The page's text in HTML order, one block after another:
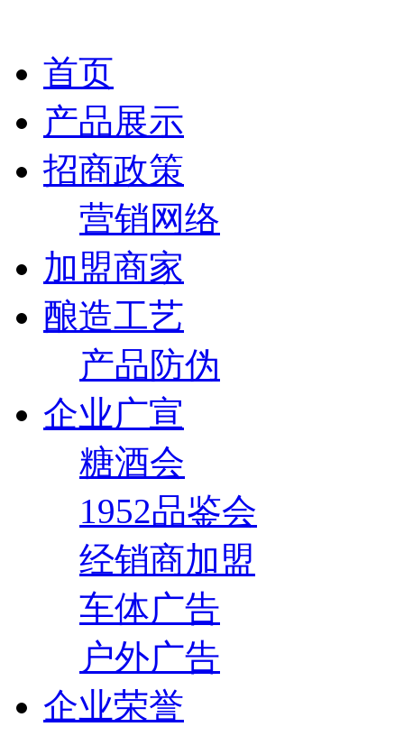
首页
产品展示
招商政策
营销网络
加盟商家
酿造工艺
产品防伪
企业广宣
糖酒会
1952品鉴会
经销商加盟
车体广告
户外广告
企业荣誉